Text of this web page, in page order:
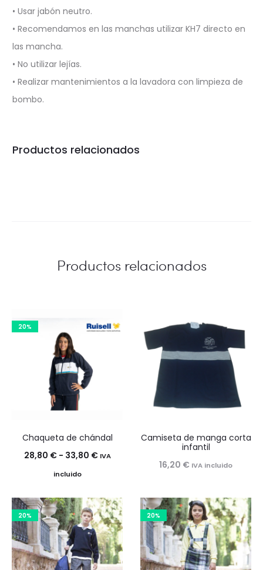
• Usar jabón neutro.
• Recomendamos en las manchas utilizar KH7 directo en
las mancha.
• No utilizar lejías.
• Realizar mantenimientos a la lavadora con limpieza de
bombo.
Productos relacionados
Productos relacionados
20%
Chaqueta de chándal
28,80 € - 33,80 €Rango
desde
28,80 €
hasta
33,80 €
IVA
incluido
Camiseta de manga corta
infantil
16,20 € IVA incluido
20% 20%